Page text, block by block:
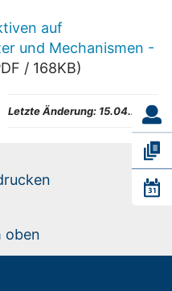
auf
und Mechanismen -
/ 168KB)
Letzte Änderung: 15.04.2025
oben